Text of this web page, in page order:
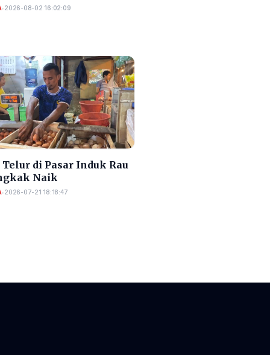
•2026-08-02 16:02:09
di Pasar Induk Rau
Naik
•2026-07-21 18:18:47